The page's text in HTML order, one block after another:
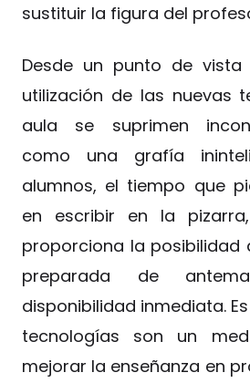
sustituir la figura del
Desde un punto de
utilización de las nuevas
aula se suprimen
como una grafía
alumnos, el tiempo que
en escribir en la
proporciona la posibilidad
preparada de
disponibilidad inmediata.
tecnologías son un
mejorar la enseñanza en